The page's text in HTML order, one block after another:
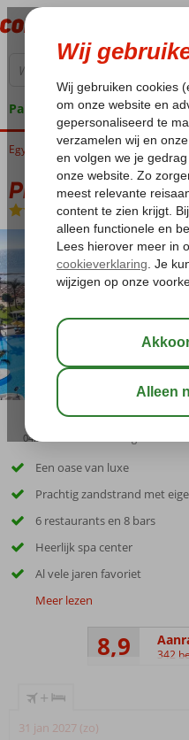
Pakketgarantie
Home
Egypte Rode Zee Hurghada
Pickalbatros
All Inclusive-
04:50
Een oase van luxe
Prachtig zandstrand met
6 restaurants en 8 bars
Heerlijk spa center
Al vele jaren favoriet
Meer lezen
8,9 342
+
31 jan 2027 (zo)